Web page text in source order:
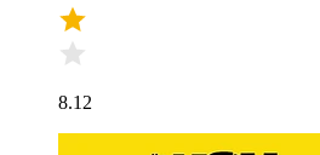
8.12